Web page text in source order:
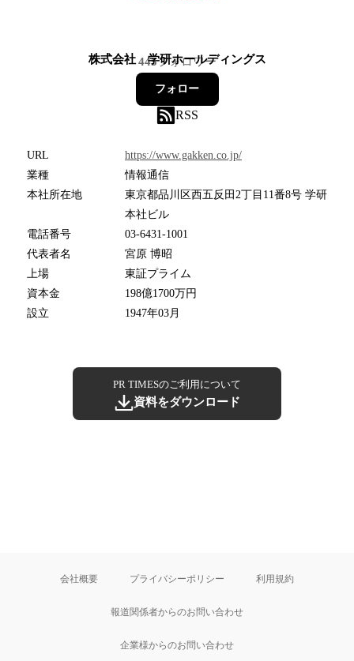
株式会社 学研ホールディングス
445フォロワー
フォロー
RSS
URL
https://www.gakken.co.jp/
業種
情報通信
本社所在地
東京都品川区西五反田2丁目11番8号 学研
本社ビル
電話番号
03-6431-1001
代表者名
宮原 博昭
上場
東証プライム
資本金
198億1700万円
設立
1947年03月
PR TIMESのご利用について
資料をダウンロード
会社概要 プライバシーポリシー 利用規約
報道関係者からのお問い合わせ
企業様からのお問い合わせ